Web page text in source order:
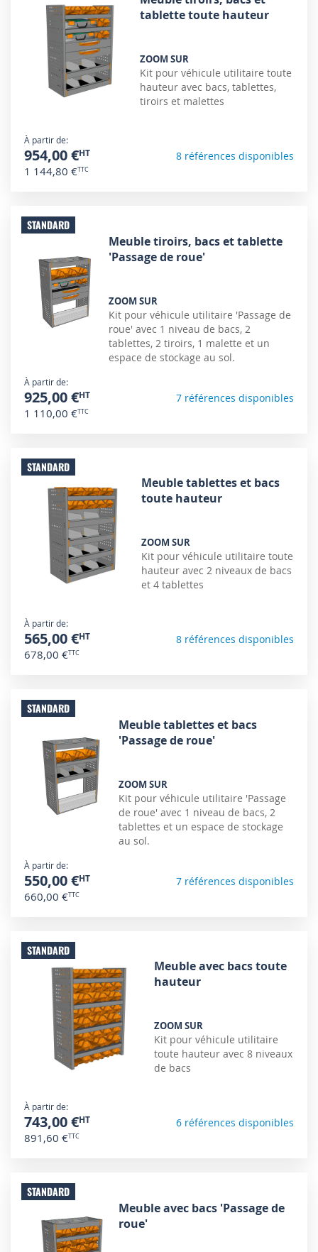
tablette toute hauteur
ZOOM SUR
Kit pour véhicule utilitaire toute
hauteur avec bacs, tablettes,
tiroirs et malettes
À partir de
954,00 €
1 144,80 €
8 références disponibles
STANDARD
Meuble tiroirs, bacs et tablette
'Passage de roue'
ZOOM SUR
Kit pour véhicule utilitaire 'Passage de
roue' avec 1 niveau de bacs, 2
tablettes, 2 tiroirs, 1 malette et un
espace de stockage au sol.
À partir de
925,00 €
1 110,00 €
7 références disponibles
STANDARD
Meuble tablettes et bacs
toute hauteur
ZOOM SUR
Kit pour véhicule utilitaire toute
hauteur avec 2 niveaux de bacs
et 4 tablettes
À partir de
565,00 €
678,00 €
8 références disponibles
STANDARD
Meuble tablettes et bacs
'Passage de roue'
ZOOM SUR
Kit pour véhicule utilitaire 'Passage
de roue' avec 1 niveau de bacs, 2
tablettes et un espace de stockage
au sol.
À partir de
550,00 €
660,00 €
7 références disponibles
STANDARD
Meuble avec bacs toute
hauteur
ZOOM SUR
Kit pour véhicule utilitaire
toute hauteur avec 8 niveaux
de bacs
À partir de
743,00 €
891,60 €
6 références disponibles
STANDARD
Meuble avec bacs 'Passage de
roue'